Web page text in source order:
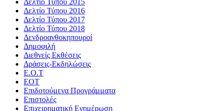
Δελτίο Τύπου 2015
Δελτίο Τύπου 2016
Δελτίο Τύπου 2017
Δελτίο Τύπου 2018
Δενδροανθοκηπουροί
Δημοφιλή
Διεθνείς Εκθέσεις
Δράσεις-Εκδηλώσεις
Ε.Ο.Τ
ΕΟΤ
Επιδοτούμενα Προγράμματα
Επιστολές
Επιχειρηματική Ενημέρωση